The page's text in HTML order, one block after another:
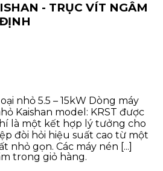
trong giỏ hàng.
- TRỤC VÍT NGÂM
nhỏ 5.5 – 15kW Dòng máy
Kaishan model: KRST được
là một kết hợp lý tưởng cho
đòi hỏi hiệu suất cao từ một
nhỏ gọn. Các máy nén [...]